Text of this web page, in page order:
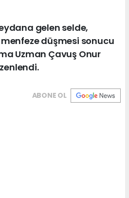
gelen selde,
düşmesi sonucu
Uzman Çavuş Onur
ABONE OL